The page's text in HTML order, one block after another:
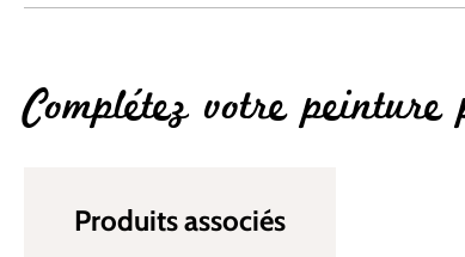
Complétez votre
Produits associés